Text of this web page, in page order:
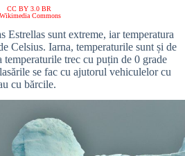
CC BY 3.0 BR
Wikimedia Commons
sunt extreme, iar temperatura
Celsius. Iarna, temperaturile sunt și de
temperaturile trec cu puțin de 0 grade
se fac cu ajutorul vehiculelor cu
cu bărcile.